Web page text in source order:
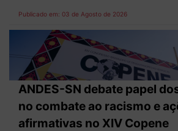
Publicado em: 03 de Agosto de 2026
ANDES-SN debate papel
no combate ao racismo e
afirmativas no XIV Copene